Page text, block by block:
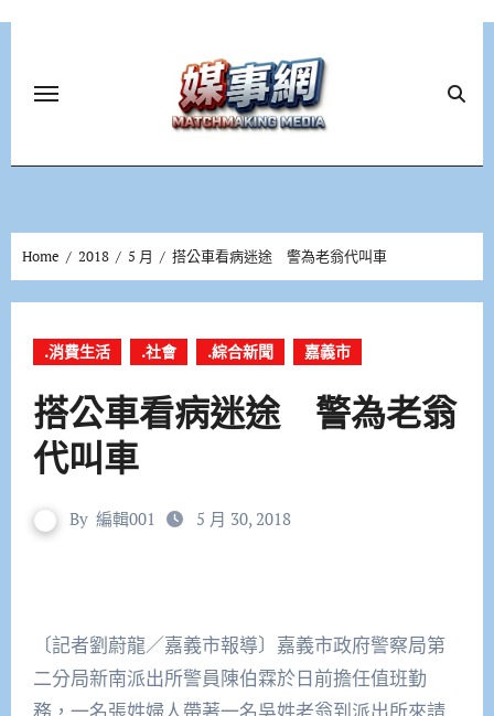
Home 2018 5 月 搭公車看病迷途 警為老翁代叫車
.消費生活 .社會 .綜合新聞 嘉義市
搭公車看病迷途 警為老翁
代叫車
By 編輯001 5 月 30, 2018
〔記者劉蔚龍／嘉義市報導〕嘉義市政府警察局第
二分局新南派出所警員陳伯霖於日前擔任值班勤
務，一名張姓婦人帶著一名吳姓老翁到派出所來請